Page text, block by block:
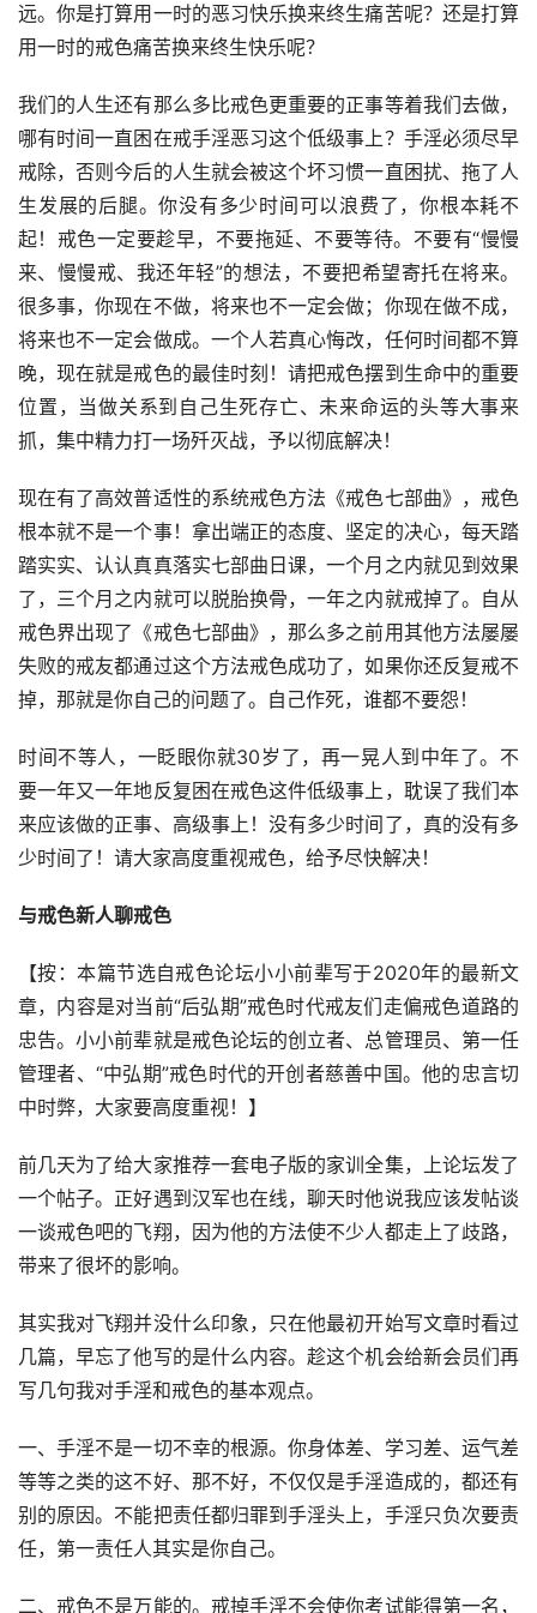
远。你是打算用一时的恶习快乐换来终生痛苦呢？还是打算
用一时的戒色痛苦换来终生快乐呢？
我们的人生还有那么多比戒色更重要的正事等着我们去做，
哪有时间一直困在戒手淫恶习这个低级事上？手淫必须尽早
戒除，否则今后的人生就会被这个坏习惯一直困扰、拖了人
生发展的后腿。你没有多少时间可以浪费了，你根本耗不
起！戒色一定要趁早，不要拖延、不要等待。不要有“慢慢
来、慢慢戒、我还年轻”的想法，不要把希望寄托在将来。
很多事，你现在不做，将来也不一定会做；你现在做不成，
将来也不一定会做成。一个人若真心悔改，任何时间都不算
晚，现在就是戒色的最佳时刻！请把戒色摆到生命中的重要
位置，当做关系到自己生死存亡、未来命运的头等大事来
抓，集中精力打一场歼灭战，予以彻底解决！
现在有了高效普适性的系统戒色方法《戒色七部曲》，戒色
根本就不是一个事！拿出端正的态度、坚定的决心，每天踏
踏实实、认认真真落实七部曲日课，一个月之内就见到效果
了，三个月之内就可以脱胎换骨，一年之内就戒掉了。自从
戒色界出现了《戒色七部曲》，那么多之前用其他方法屡屡
失败的戒友都通过这个方法戒色成功了，如果你还反复戒不
掉，那就是你自己的问题了。自己作死，谁都不要怨！
时间不等人，一眨眼你就30岁了，再一晃人到中年了。不
要一年又一年地反复困在戒色这件低级事上，耽误了我们本
来应该做的正事、高级事上！没有多少时间了，真的没有多
少时间了！请大家高度重视戒色，给予尽快解决！
与戒色新人聊戒色
【按：本篇节选自戒色论坛小小前辈写于2020年的最新文
章，内容是对当前“后弘期”戒色时代戒友们走偏戒色道路的
忠告。小小前辈就是戒色论坛的创立者、总管理员、第一任
管理者、“中弘期”戒色时代的开创者慈善中国。他的忠言切
中时弊，大家要高度重视！】
前几天为了给大家推荐一套电子版的家训全集，上论坛发了
一个帖子。正好遇到汉军也在线，聊天时他说我应该发帖谈
一谈戒色吧的飞翔，因为他的方法使不少人都走上了歧路，
带来了很坏的影响。
其实我对飞翔并没什么印象，只在他最初开始写文章时看过
几篇，早忘了他写的是什么内容。趁这个机会给新会员们再
写几句我对手淫和戒色的基本观点。
一、手淫不是一切不幸的根源。你身体差、学习差、运气差
等等之类的这不好、那不好，不仅仅是手淫造成的，都还有
别的原因。不能把责任都归罪到手淫头上，手淫只负次要责
任，第一责任人其实是你自己。
二、戒色不是万能的。戒掉手淫不会使你考试能得第一名，